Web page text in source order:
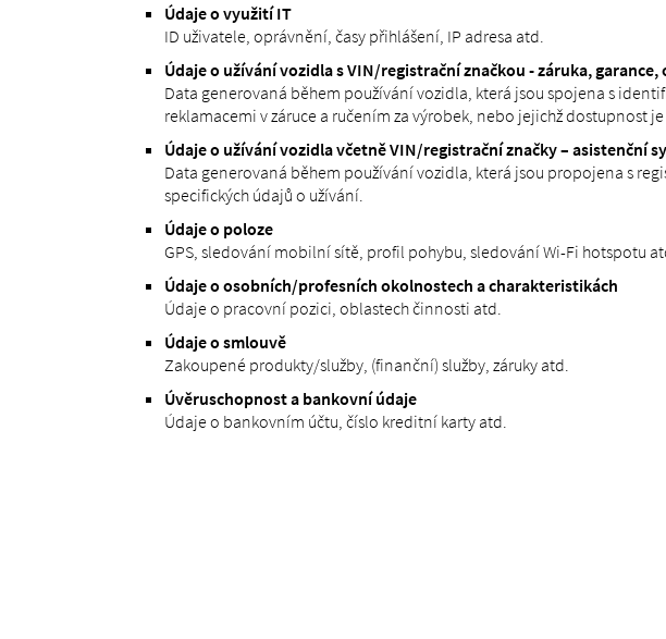
Údaje o využití IT
ID uživatele, oprávnění, časy přihlášení, IP adresa atd.
Údaje o užívání vozidla s VIN/registrační značkou - záruka,
Data generovaná během používání vozidla, která jsou spojena s
reklamacemi v záruce a ručením za výrobek, nebo jejichž dostupnost
Údaje o užívání vozidla včetně VIN/registrační značky – asistenční
Data generovaná během používání vozidla, která jsou propojena s
specifických údajů o užívání.
Údaje o poloze
GPS, sledování mobilní sítě, profil pohybu, sledování Wi-Fi hotspotu
Údaje o osobních/profesních okolnostech a charakteristikách
Údaje o pracovní pozici, oblastech činnosti atd.
Údaje o smlouvě
Zakoupené produkty/služby, (finanční) služby, záruky atd.
Úvěruschopnost a bankovní údaje
Údaje o bankovním účtu, číslo kreditní karty atd.